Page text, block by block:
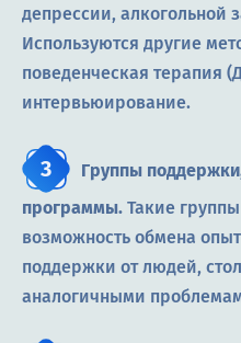
депрессии, алкогольной
Используются другие
поведенческая терапия
интервьюирование.
Группы
программы. Такие
возможность обмена
поддержки от людей,
аналогичными